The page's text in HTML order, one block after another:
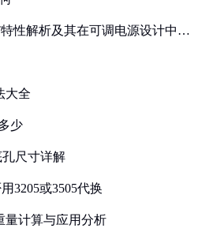
性解析及其在可调电源设计中的
大全
少
孔尺寸详解
3205或3505代换
量计算与应用分析